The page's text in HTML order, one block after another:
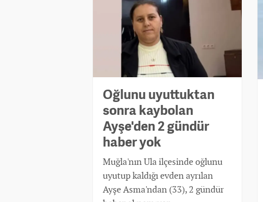
Oğlunu uyuttuktan
sonra kaybolan
Ayşe'den 2 gündür
haber yok
Muğla'nın Ula ilçesinde oğlunu
uyutup kaldığı evden ayrılan
Ayşe Asma'ndan (33), 2 gündür